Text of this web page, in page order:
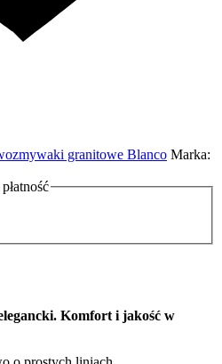
granitowe Blanco Marka:
Komfort i jakość w